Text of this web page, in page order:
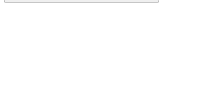
Buscar